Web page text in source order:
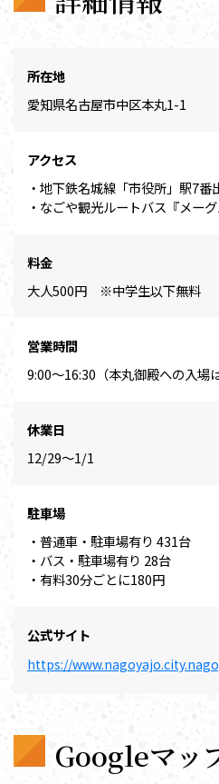
所在地
愛知県名古屋市中区本丸1-1
アクセス
・地下鉄名城線「市役所」駅7番
・なごや観光ルートバス『メー
料金
大人500円 ※中学生以下無料
営業時間
9:00～16:30（本丸御殿への入場
休業日
12/29～1/1
駐車場
・普通車・駐車場有り 431台
・バス・駐車場有り 28台
・有料30分ごとに180円
公式サイト
https://
Googleマッ